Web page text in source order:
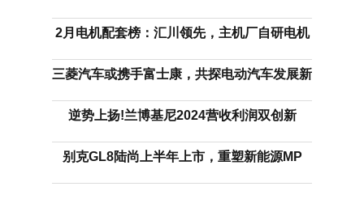
2月电机配套榜：汇川领先，主机厂自研电机
三菱汽车或携手富士康，共探电动汽车发展新
逆势上扬!兰博基尼2024营收利润双创新
别克GL8陆尚上半年上市，重塑新能源MP